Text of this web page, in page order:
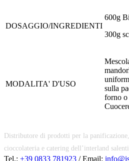
DOSAGGIO/INGREDIENTI
600g
300g
MODALITA' D'USO
sulla
forno
Distributore di prodotti per la panificazione,
cioccolateria e catering dell’interland
Tel.: +39 0833 781923 / Email: